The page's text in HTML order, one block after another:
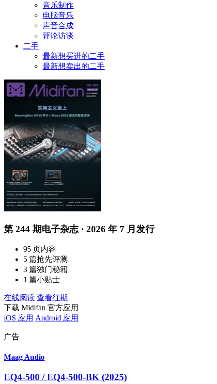
音乐制作
电脑音乐
声音合成
评论访谈
二手
最新想买进的二手
最新想卖出的二手
第 244 期电子杂志 · 2026 年 7 月发行
95 页内容
5 篇抢先评测
3 篇独门秘籍
1 篇小贴士
在线阅读 查看往期
下载 Midifan 官方应用
iOS 应用 Android 应用
广告
Maag Audio
EQ4-500 / EQ4-500-BK (2025)